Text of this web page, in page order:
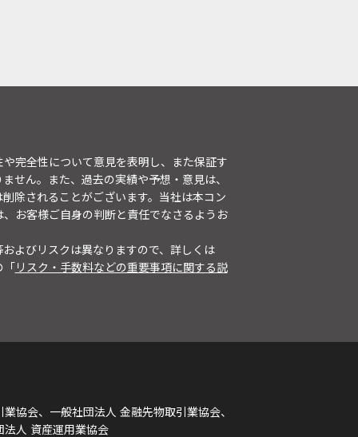
完全性について意見を表明し、また保証す
せん。また、過去の実績や予想・意見は、
除されることがございます。当社は本コン
お客様ご自身の判断と責任でなさるようお
よびリスクは異なりますので、詳しくは
「リスク・手数料などの重要事項に関する説
協会、一般社団法人 金融先物取引業協会、
人 資産運用業協会